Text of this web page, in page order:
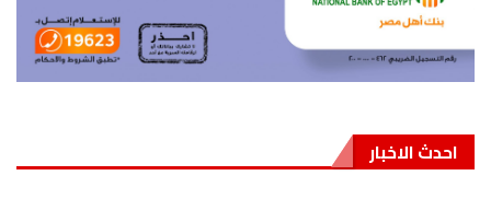
احدث الاخبار